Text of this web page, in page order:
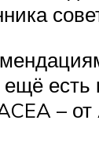
есть
–